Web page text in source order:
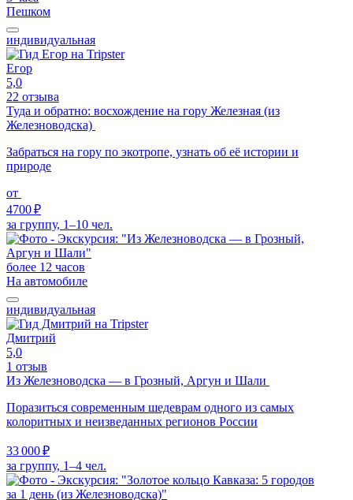
Пешком
индивидуальная
Егор
5,0
22 отзыва
Туда и обратно: восхождение на гору Железная (из
Железноводска)
Забраться на гору по экотропе, узнать об её истории и
природе
от
4700 ₽
за группу, 1–10 чел.
более 12 часов
На автомобиле
индивидуальная
Дмитрий
5,0
1 отзыв
Из Железноводска — в Грозный, Аргун и Шали
Поразиться современным шедеврам одного из самых
колоритных и неизведанных регионов России
33 000 ₽
за группу, 1–4 чел.